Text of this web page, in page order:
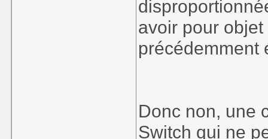
avoir pour
précédemment
Donc non, une
Switch qui ne